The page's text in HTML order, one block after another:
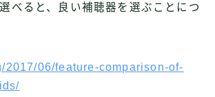
べると、良い補聴器を選ぶことにつ
2017/06/feature-comparison-of-